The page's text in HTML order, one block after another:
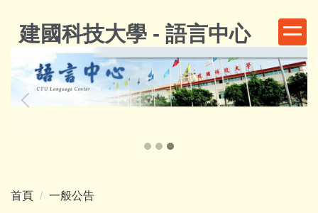
主建國科技大學 - 語言中心
首頁 一般公告